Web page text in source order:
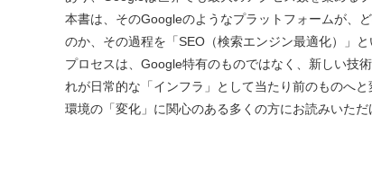
本書は、そのGoogleのようなプラットフォームが、
のか、その過程を「SEO（検索エンジン最適化）」
プロセスは、Google特有のものではなく、新しい技
れが日常的な「インフラ」として当たり前のものへ
環境の「変化」に関心のある多くの方にお読みいただ